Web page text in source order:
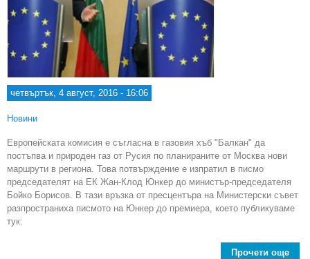
четвъртък, 4 август, 2016 - 16:06
Новини
Европейската комисия е съгласна в газовия хъб "Балкан" да
постъпва и природен газ от Русия по планираните от Москва нови
маршрути в региона. Това потвърждение е изпратил в писмо
председателят на ЕК Жан-Клод Юнкер до министър-председателя
Бойко Борисов. В тази връзка от пресцентъра на Министерски съвет
разпространиха писмото на Юнкер до премиера, което публикуваме
тук:
Прочети още